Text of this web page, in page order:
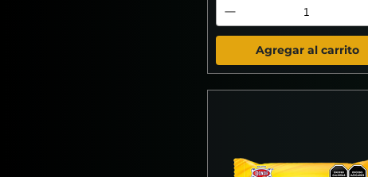
Agregar al carrito